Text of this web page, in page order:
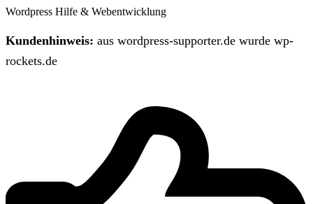
Wordpress Hilfe & Webentwicklung
Kundenhinweis: aus wordpress-supporter.de wurde wp-
rockets.de